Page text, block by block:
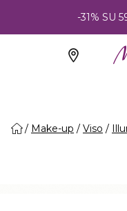
-31% SU
Make-up Viso